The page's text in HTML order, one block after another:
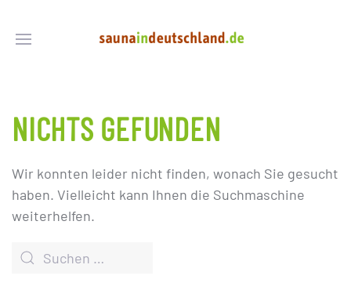
NICHTS GEFUNDEN
Wir konnten leider nicht finden, wonach Sie gesucht
haben. Vielleicht kann Ihnen die Suchmaschine
weiterhelfen.